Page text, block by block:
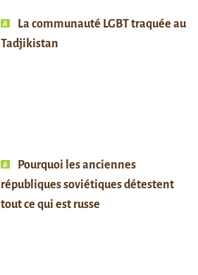
La communauté LGBT traquée au
Tadjikistan
Pourquoi les anciennes
républiques soviétiques détestent
tout ce qui est russe